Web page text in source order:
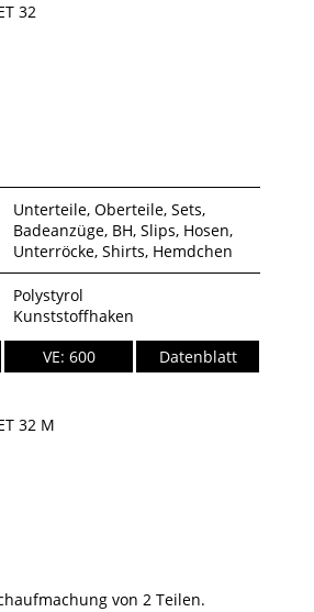
Unterteile, Oberteile, Sets,
Badeanzüge, BH, Slips, Hosen,
Unterröcke, Shirts, Hemdchen
Polystyrol
Kunststoffhaken
VE: 600 Datenblatt
von 2 Teilen.